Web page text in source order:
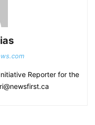
Reporter for the